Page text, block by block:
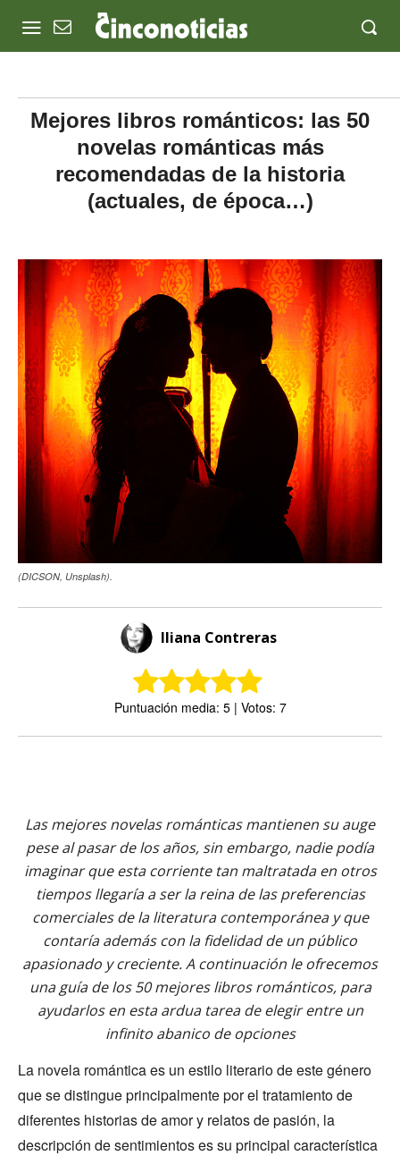
Mejores libros románticos: las 50
novelas románticas más
recomendadas de la historia
(actuales, de época…)
(DICSON, Unsplash).
Iliana Contreras
Puntuación media: 5 | Votos: 7
Las mejores novelas románticas mantienen su auge
pese al pasar de los años, sin embargo, nadie podía
imaginar que esta corriente tan maltratada en otros
tiempos llegaría a ser la reina de las preferencias
comerciales de la literatura contemporánea y que
contaría además con la fidelidad de un público
apasionado y creciente. A continuación le ofrecemos
una guía de los 50 mejores libros románticos, para
ayudarlos en esta ardua tarea de elegir entre un
infinito abanico de opciones
La novela romántica es un estilo literario de este género
que se distingue principalmente por el tratamiento de
diferentes historias de amor y relatos de pasión, la
descripción de sentimientos es su principal característica